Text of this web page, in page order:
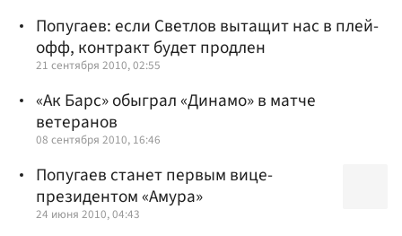
Попугаев: если Светлов вытащит нас в плей-
офф, контракт будет продлен
21 сентября 2010, 02:55
«Ак Барс» обыграл «Динамо» в матче
ветеранов
08 сентября 2010, 16:46
Попугаев станет первым вице-
президентом «Амура»
24 июня 2010, 04:43